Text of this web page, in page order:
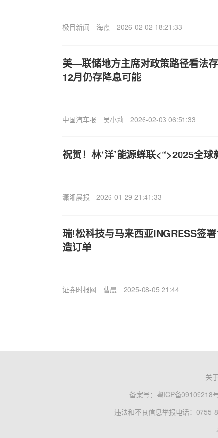
极目新闻 海霞 2026-02-02 18:21:33
美—联储地方主席对政策路径看法
12月仍存降息可能
中国汽车报 吴小莉 2026-02-03 06:51:33
祝贺！林‘洋’能源蝉联<“>2025全
潇湘晨报 2026-01-29 21:41:33
瑞!松科技与马来西亚INGRESS签
造订单
证券时报网 曹晨 2025-08-05 21:44
关
备案号： 粤ICP备09109218
违法和不良信息举报电话：0755-